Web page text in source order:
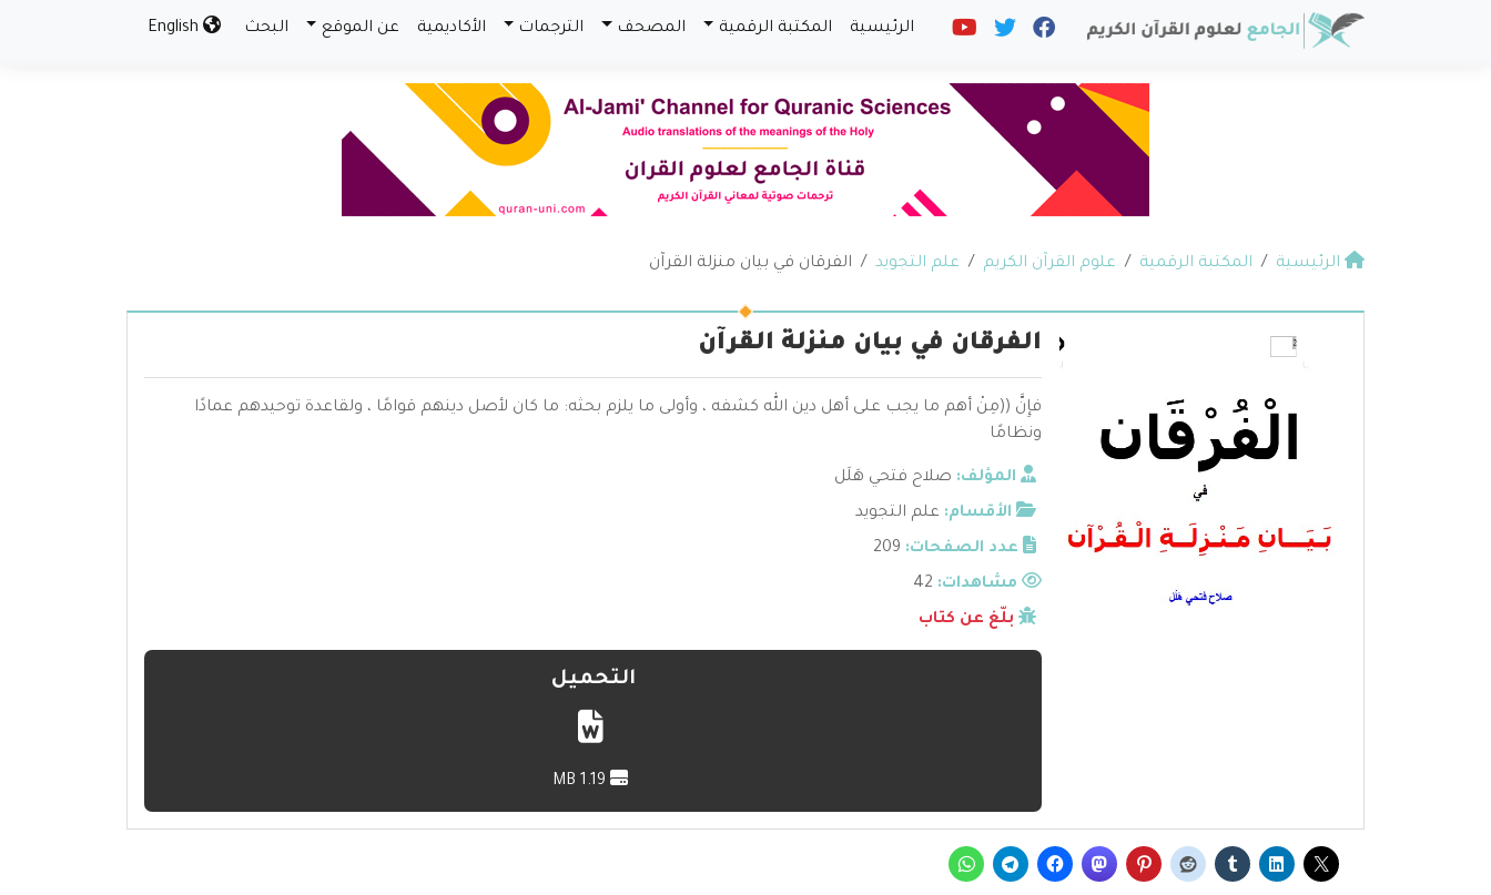
الرئيسية المكتبة الرقمية المصحف الترجمات الأكاديمية عن الموقع البحث
الرئيسية المكتبة الرقمية علوم القرآن الكريم علم التجويد الفرقان في بيان منزلة القرآن
الفرقان في بيان منزلة القرآن
فإِنَّ ((مِنْ أهم ما يجب على أهل دين الله كشفه ، وأولى ما يلزم بحثه: ما كان لأصل دينهم قوامًا ، ولقاعدة توحيدهم عمادًا
ونظامًا
المؤلف: صلاح فتحي هَلَل
الأقسام: علم التجويد
عدد الصفحات: 209
مشاهدات:
بلّغ عن كتاب
التحميل